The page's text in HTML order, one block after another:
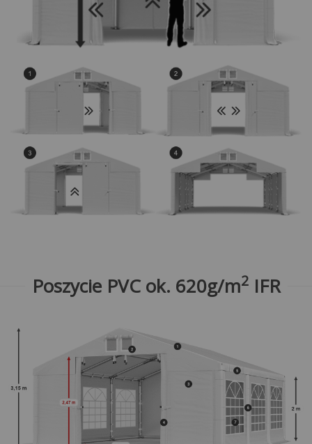
Poszycie PVC ok. 620g/m2IFR